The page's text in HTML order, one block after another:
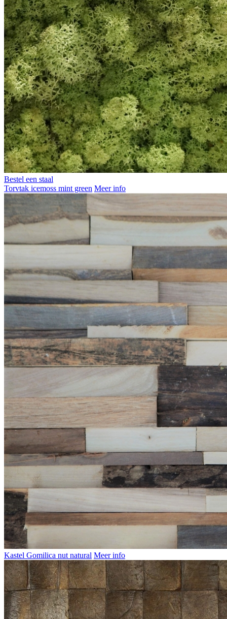
Bestel een staal
Torvtak icemoss mint green Meer info
Kastel Gomilica nut natural Meer info